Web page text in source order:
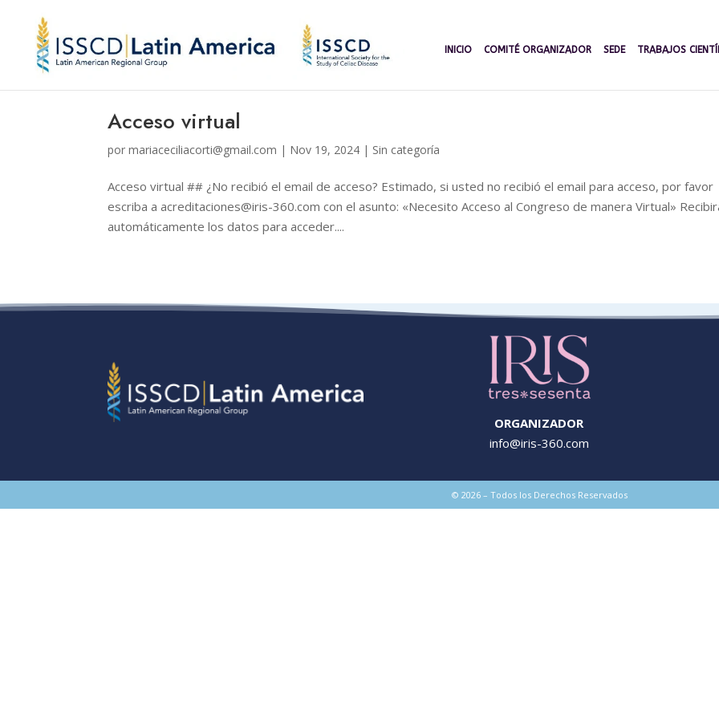
INICIO COMITÉ ORGANIZADOR SEDE TRABAJOS
Acceso virtual
pormariaceciliacorti@gmail.com | Nov 19, 2024 | Sin categoría
Acceso virtual ## ¿No recibió el email de acceso? Estimado, si usted no recibió el email para acceso, por favor
escriba a acreditaciones@iris-360.com con el asunto: «Necesito Acceso al Congreso de manera Virtual»
automáticamente los datos para acceder....
ORGANIZADOR
info@iris-360.com
© 2026 – Todos los Derechos Reservados